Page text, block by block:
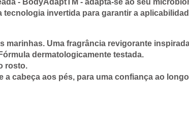
- BodyAdaptTM - adapta-se ao seu
invertida para garantir a
marinhas. Uma fragrância revigorante
dermatologicamente testada.
rosto.
cabeça aos pés, para uma confiança ao